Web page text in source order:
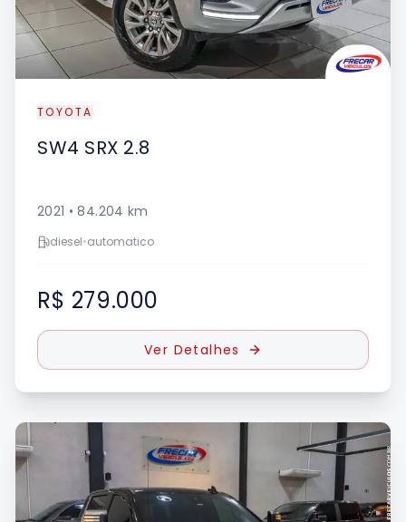
TOYOTA
SW4 SRX 2.8
2021 •84.204 km
diesel•automatico
R$ 279.000
Ver Detalhes